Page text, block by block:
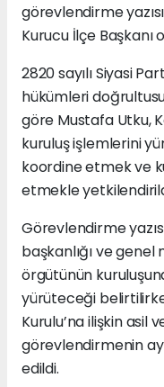
görevlendirme
Kurucu İlçe
2820 sayılı Siyasi
hükümleri
göre Mustafa Utku,
kuruluş işlemlerini
koordine etmek ve
etmekle
Görevlendirme
başkanlığı ve
örgütünün
yürüteceği
Kurulu’na ilişkin asil
görevlendirmenin
edildi.